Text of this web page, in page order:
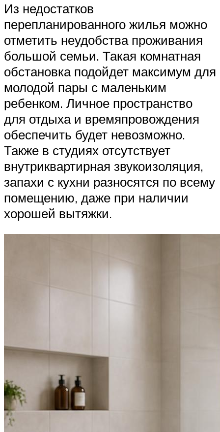
Из недостатков
перепланированного жилья можно
отметить неудобства проживания
большой семьи. Такая комнатная
обстановка подойдет максимум для
молодой пары с маленьким
ребенком. Личное пространство
для отдыха и времяпровождения
обеспечить будет невозможно.
Также в студиях отсутствует
внутриквартирная звукоизоляция,
запахи с кухни разносятся по всему
помещению, даже при наличии
хорошей вытяжки.